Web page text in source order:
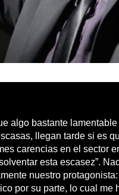
algo bastante
llegan tarde si es
carencias en el sector
esta escasez”.
nuestro
por su parte, lo cual me